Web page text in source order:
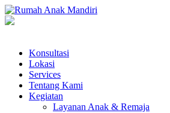
Konsultasi
Lokasi
Services
Tentang Kami
Kegiatan
Layanan Anak & Remaja